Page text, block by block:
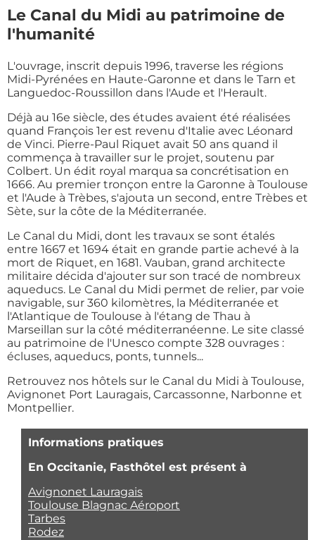
Le Canal du Midi au patrimoine de
l'humanité
L'ouvrage, inscrit depuis 1996, traverse les régions
Midi-Pyrénées en Haute-Garonne et dans le Tarn et
Languedoc-Roussillon dans l'Aude et l'Herault.
Déjà au 16e siècle, des études avaient été réalisées
quand François 1er est revenu d'Italie avec Léonard
de Vinci. Pierre-Paul Riquet avait 50 ans quand il
commença à travailler sur le projet, soutenu par
Colbert. Un édit royal marqua sa concrétisation en
1666. Au premier tronçon entre la Garonne à Toulouse
et l'Aude à Trèbes, s'ajouta un second, entre Trèbes et
Sète, sur la côte de la Méditerranée.
Le Canal du Midi, dont les travaux se sont étalés
entre 1667 et 1694 était en grande partie achevé à la
mort de Riquet, en 1681. Vauban, grand architecte
militaire décida d'ajouter sur son tracé de nombreux
aqueducs. Le Canal du Midi permet de relier, par voie
navigable, sur 360 kilomètres, la Méditerranée et
l'Atlantique de Toulouse à l'étang de Thau à
Marseillan sur la côté méditerranéenne. Le site classé
au patrimoine de l'Unesco compte 328 ouvrages :
écluses, aqueducs, ponts, tunnels...
Retrouvez nos hôtels sur le Canal du Midi à Toulouse,
Avignonet Port Lauragais, Carcassonne, Narbonne et
Montpellier.
Informations pratiques
En Occitanie, Fasthôtel est présent à
Avignonet Lauragais
Toulouse Blagnac Aéroport
Tarbes
Rodez